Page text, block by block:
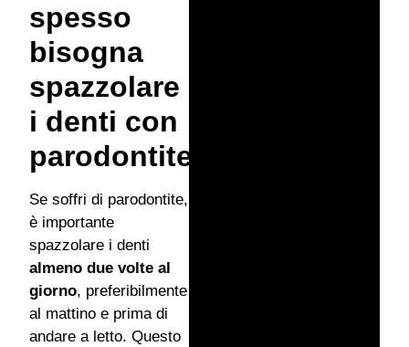
spesso
bisogna
spazzolare
i denti con
parodontite?
Se soffri di parodontite,
è importante
spazzolare i denti
almeno due volte al
giorno, preferibilmente
al mattino e prima di
andare a letto. Questo